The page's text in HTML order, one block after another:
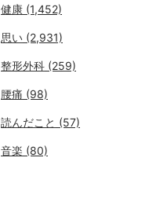
健康 (1,452)
思い (2,931)
整形外科 (259)
腰痛 (98)
読んだこと (57)
音楽 (80)